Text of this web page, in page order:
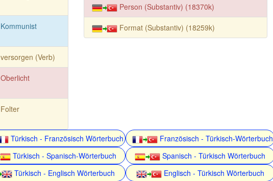
Kommunist
versorgen (Verb)
Oberlicht
Folter
Person (Substantiv) (18370k)
Format (Substantiv) (18259k)
Türkisch - Französisch Wörterbuch Französisch - Türkisch-Wörterbuch
Türkisch - Spanisch-Wörterbuch Spanisch - Türkisch Wörterbuch
Türkisch - Englisch Wörterbuch Englisch - Türkisch Wörterbuch